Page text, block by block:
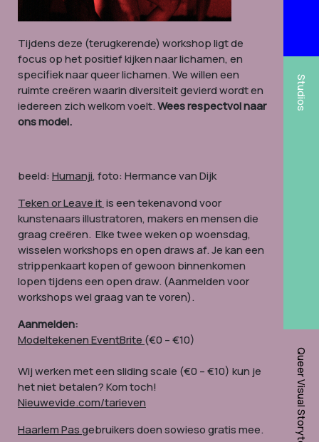
Tijdens deze (terugkerende) workshop ligt de
focus op het positief kijken naar lichamen, en
specifiek naar queer lichamen. We willen een
ruimte creëren waarin diversiteit gevierd wordt en
iedereen zich welkom voelt.Wees respectvol naar
ons model.
beeld: Humanji, foto: Hermance van Dijk
Teken or Leave it is een tekenavond voor
kunstenaars illustratoren, makers en mensen die
graag creëren. Elke twee weken op woensdag,
wisselen workshops en open draws af. Je kan een
strippenkaart kopen of gewoon binnenkomen
lopen tijdens een open draw. (Aanmelden voor
workshops wel graag van te voren).
Aanmelden:
Modeltekenen EventBrite (€0 – €10)
Wij werken met een sliding scale (€0 – €10) kun je
het niet betalen? Kom toch!
Nieuwevide.com/tarieven
Haarlem Pasgebruikers doen sowieso gratis mee.
Studios